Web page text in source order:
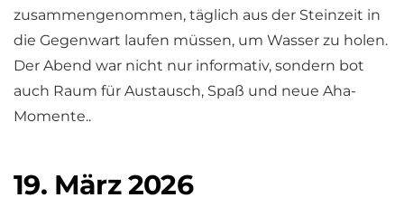
zusammengenommen, täglich aus der Steinzeit in
die Gegenwart laufen müssen, um Wasser zu holen.
Der Abend war nicht nur informativ, sondern bot
auch Raum für Austausch, Spaß und neue Aha-
Momente..
19. März 2026